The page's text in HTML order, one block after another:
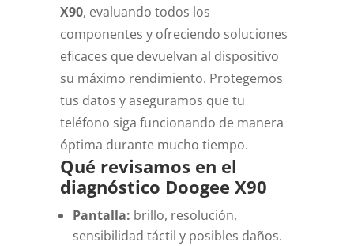
X90, evaluando todos los
componentes y ofreciendo soluciones
eficaces que devuelvan al dispositivo
su máximo rendimiento. Protegemos
tus datos y aseguramos que tu
teléfono siga funcionando de manera
óptima durante mucho tiempo.
Qué revisamos en el
diagnóstico Doogee X90
Pantalla: brillo, resolución,
sensibilidad táctil y posibles daños.